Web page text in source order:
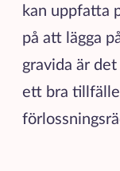
kan uppfatta
på att lägga
gravida är
ett bra tillfälle